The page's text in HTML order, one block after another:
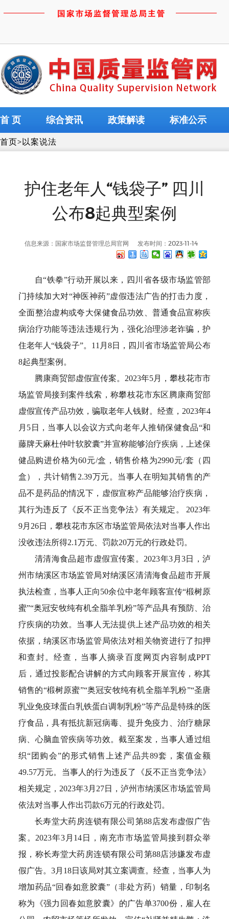
首 页 综合资讯 政策解读 标准公示
首页>以案说法
护住老年人“钱袋子” 四川
公布8起典型案例
信息来源：国家市场监督管理总局官网 发布时间：2023-11-14
自“铁拳”行动开展以来，四川省各级市场监管部
门持续加大对“神医神药”虚假违法广告的打击力度，
全面整治虚构或夸大保健食品功效、普通食品宣称疾
病治疗功能等违法违规行为，强化治理涉老诈骗，护
住老年人“钱袋子”。11月8日，四川省市场监管局公布
8起典型案例。
腾康商贸部虚假宣传案。2023年5月，攀枝花市市
场监管局接到案件线索，称攀枝花市东区腾康商贸部
虚假宣传产品功效，骗取老年人钱财。经查，2023年4
月5日，当事人以会议方式向老年人推销保健食品“和
藤牌天麻杜仲叶软胶囊”并宣称能够治疗疾病，上述保
健品购进价格为60元/盒，销售价格为2990元/套（四
盒），共计销售2.39万元。当事人在明知其销售的产
品不是药品的情况下，虚假宣称产品能够治疗疾病，
其行为违反了《反不正当竞争法》有关规定。 2023年
9月26日，攀枝花市东区市场监管局依法对当事人作出
没收违法所得2.1万元、罚款20万元的行政处罚。
清清海食品超市虚假宣传案。2023年3月3日，泸
州市纳溪区市场监管局对纳溪区清清海食品超市开展
执法检查，当事人正向50余位中老年顾客宣传“椴树原
蜜”“奥冠安牧纯有机全脂羊乳粉”等产品具有预防、治
疗疾病的功效。当事人无法提供上述产品功效的相关
依据，纳溪区市场监管局依法对相关物资进行了扣押
和查封。经查，当事人摘录百度网页内容制成PPT
后，通过投影配合讲解的方式向顾客开展宣传，称其
销售的“椴树原蜜”“奥冠安牧纯有机全脂羊乳粉”“圣唐
乳业免疫球蛋白乳铁蛋白调制乳粉”等产品是特殊的医
疗食品，具有抵抗新冠病毒、提升免疫力、治疗糖尿
病、心脑血管疾病等功效。截至案发，当事人通过组
织“团购会”的形式销售上述产品共89套，案值金额
49.57万元。当事人的行为违反了《反不正当竞争法》
相关规定，2023年3月27日，泸州市纳溪区市场监管局
依法对当事人作出罚款6万元的行政处罚。
长寿堂大药房连锁有限公司第88店发布虚假广告
案。2023年3月14日，南充市市场监管局接到群众举
报，称长寿堂大药房连锁有限公司第88店涉嫌发布虚
假广告。3月18日该局对其立案调查。经查，当事人为
增加药品“回春如意胶囊”（非处方药）销量，印制名
称为《强力回春如意胶囊》的广告单3700份，雇人在